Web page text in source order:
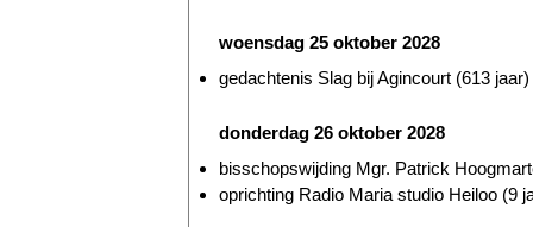
woensdag 25 oktober 2028
gedachtenis Slag bij Agincourt (613 jaar)
donderdag 26 oktober 2028
bisschopswijding Mgr. Patrick
oprichting Radio Maria studio Heiloo (9